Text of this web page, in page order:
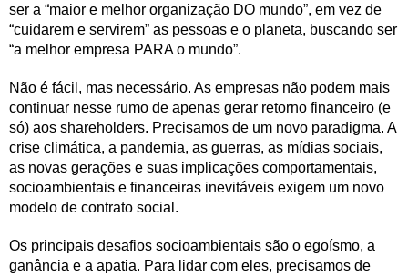
ser a “maior e melhor organização DO mundo”, em vez de
“cuidarem e servirem” as pessoas e o planeta, buscando ser
“a melhor empresa PARA o mundo”.
Não é fácil, mas necessário. As empresas não podem mais
continuar nesse rumo de apenas gerar retorno financeiro (e
só) aos shareholders. Precisamos de um novo paradigma. A
crise climática, a pandemia, as guerras, as mídias sociais,
as novas gerações e suas implicações comportamentais,
socioambientais e financeiras inevitáveis exigem um novo
modelo de contrato social.
Os principais desafios socioambientais são o egoísmo, a
ganância e a apatia. Para lidar com eles, precisamos de